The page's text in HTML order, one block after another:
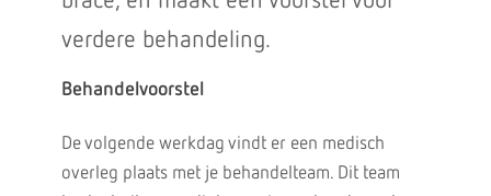
verdere behandeling.
Behandelvoorstel
De volgende werkdag vindt er een medisch
overleg plaats met je behandelteam. Dit team